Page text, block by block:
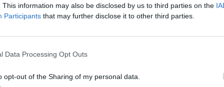
This information may also be disclosed by us to third parties on the
Participants that may further disclose it to other third parties.
Data Processing Opt Outs
opt-out of the Sharing of my personal data.
χιλιάδες θεατές για μία από τις πιο
χρονιάς, με το κοινό να απολαμβάνει τις
συγκροτήματος.
βρέθηκε και η Άννα Βίσση, η οποία
τη συναυλία μαζί με την παρέα